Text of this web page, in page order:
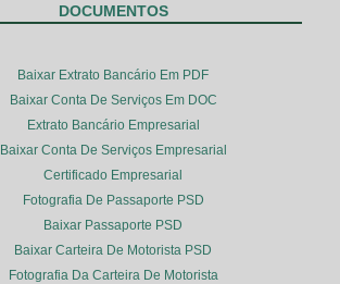
DOCUMENTOS
Baixar Extrato Bancário Em PDF
Baixar Conta De Serviços Em DOC
Extrato Bancário Empresarial
Baixar Conta De Serviços Empresarial
Certificado Empresarial
Fotografia De Passaporte PSD
Baixar Passaporte PSD
Baixar Carteira De Motorista PSD
Fotografia Da Carteira De Motorista